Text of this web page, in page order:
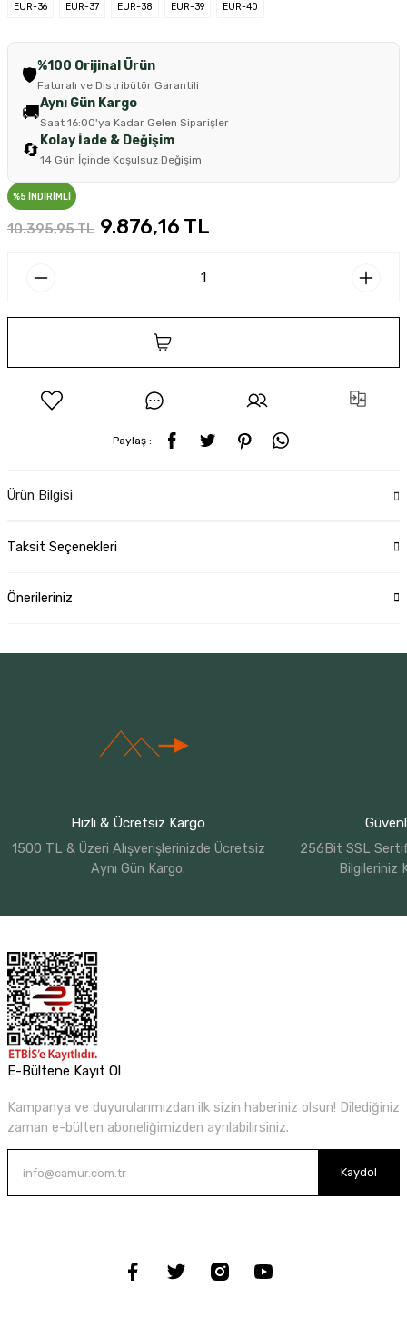
EUR-36 EUR-37 EUR-38 EUR-39 EUR-40
🛡️%100 Orijinal Ürün
Faturalı ve Distribütör Garantili
🚚Aynı Gün Kargo
Saat 16:00'ya Kadar Gelen Siparişler
🔄 Kolay İade & Değişim
14 Gün İçinde Koşulsuz Değişim
%5 İNDİRİMLİ
10.395,95 TL 9.876,16 TL
Paylaş :
Ürün Bilgisi
Taksit Seçenekleri
Önerileriniz
Hızlı & Ücretsiz Kargo
1500 TL & Üzeri Alışverişlerinizde Ücretsiz
Aynı Gün Kargo.
256Bit SSL
Bilgileriniz
E-Bültene Kayıt Ol
Kampanya ve duyurularımızdan ilk sizin haberiniz olsun! Dilediğiniz
zaman e-bülten aboneliğimizden ayrılabilirsiniz.
Kaydol